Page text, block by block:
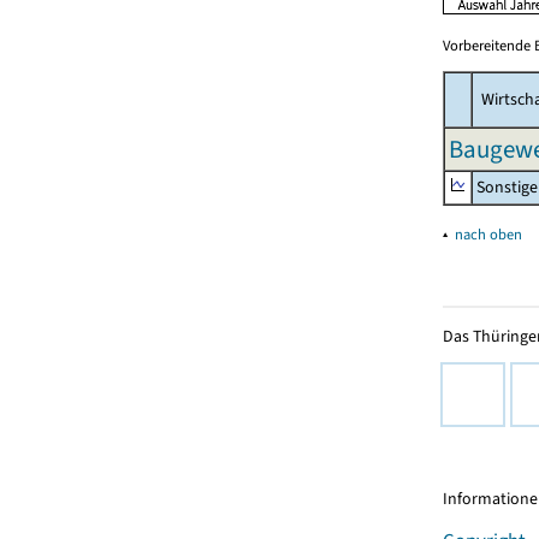
Vorbereitende
▴ nach oben
Das